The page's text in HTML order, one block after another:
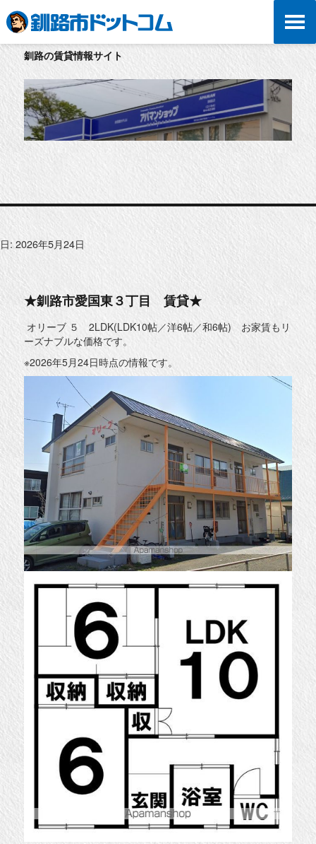
釧路の賃貸情報サイト
日: 2026年5月24日
★釧路市愛国東３丁目 賃貸★
オリーブ ５ 2LDK(LDK10帖／洋6帖／和6帖) お家賃もリ
ーズナブルな価格です。
※2026年5月24日時点の情報です。